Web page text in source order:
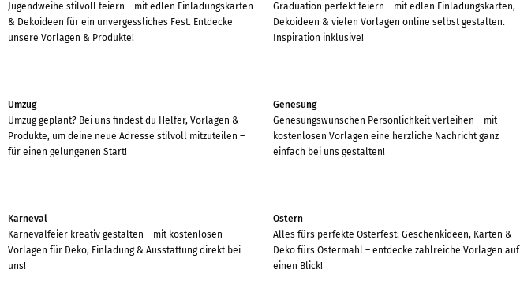
Jugendweihe stilvoll feiern – mit edlen Einladungskarten
& Dekoideen für ein unvergessliches Fest. Entdecke
unsere Vorlagen & Produkte!
Graduation perfekt feiern – mit edlen Einladungskarten,
Dekoideen & vielen Vorlagen online selbst gestalten.
Inspiration inklusive!
Umzug
Umzug geplant? Bei uns findest du Helfer, Vorlagen &
Produkte, um deine neue Adresse stilvoll mitzuteilen –
für einen gelungenen Start!
Genesung
Genesungswünschen Persönlichkeit verleihen – mit
kostenlosen Vorlagen eine herzliche Nachricht ganz
einfach bei uns gestalten!
Karneval
Karnevalfeier kreativ gestalten – mit kostenlosen
Vorlagen für Deko, Einladung & Ausstattung direkt bei
uns!
Ostern
Alles fürs perfekte Osterfest: Geschenkideen, Karten &
Deko fürs Ostermahl – entdecke zahlreiche Vorlagen auf
einen Blick!